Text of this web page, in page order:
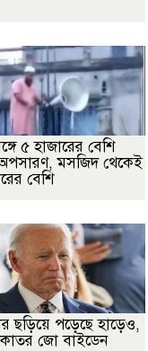
৫ হাজারের বেশি
মসজিদ থেকেই
বেশি
ছড়িয়ে পড়েছে হাড়েও,
জো বাইডেন